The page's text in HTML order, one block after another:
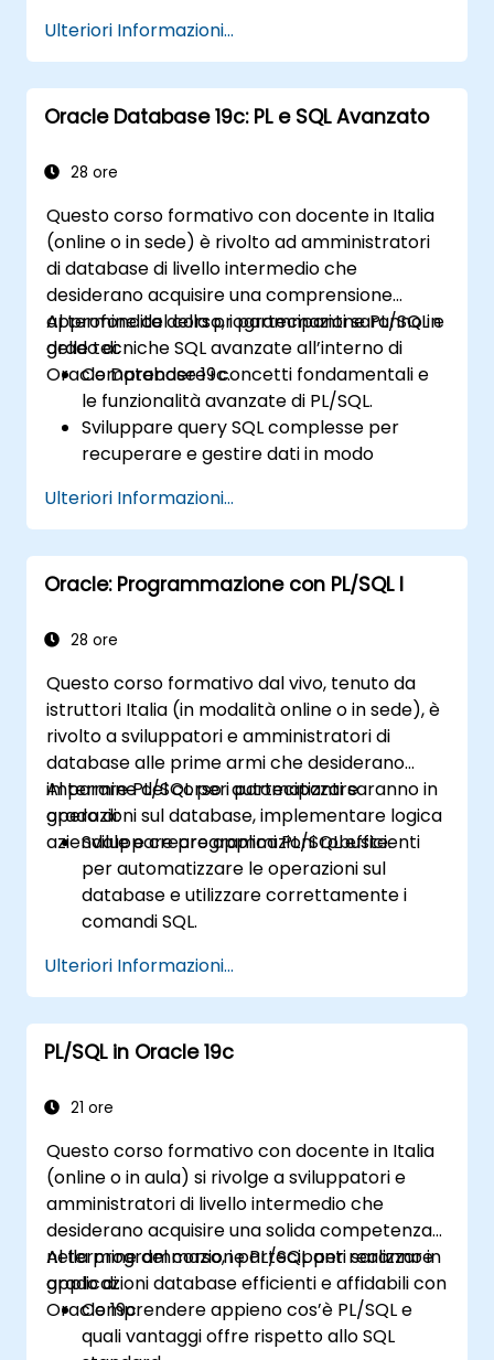
Ulteriori Informazioni...
Oracle Database 19c: PL e SQL Avanzato
28 ore
Questo corso formativo con docente in Italia
(online o in sede) è rivolto ad amministratori
di database di livello intermedio che
desiderano acquisire una comprensione
approfondita della programmazione PL/SQL e
delle tecniche SQL avanzate all’interno di
Oracle Database 19c.
Al termine del corso, i partecipanti saranno in
grado di:
Comprendere i concetti fondamentali e
le funzionalità avanzate di PL/SQL.
Sviluppare query SQL complesse per
recuperare e gestire dati in modo
Utilizzare strutture di programmazione
PL/SQL per la gestione dei dati e delle
operazioni sul database.
Ottimizzare le query SQL al fine di
Sfruttare funzionalità avanzate di PL/SQL
blocco e la gestione degli errori.
Imparare a debuggare e gestire
correttamente i programmi PL/SQL.
Ulteriori Informazioni...
Oracle: Programmazione con PL/SQL I
28 ore
Questo corso formativo dal vivo, tenuto da
istruttori Italia (in modalità online o in sede), è
rivolto a sviluppatori e amministratori di
database alle prime armi che desiderano
imparare PL/SQL per automatizzare
operazioni sul database, implementare logica
aziendale e creare applicazioni robuste.
Al termine del corso i partecipanti saranno in
grado di:
Sviluppare programmi PL/SQL efficienti
per automatizzare le operazioni sul
database e utilizzare correttamente i
comandi SQL.
come procedure, funzioni, package e
trigger, al fine di realizzare applicazioni
modulari e scalabili.
Utilizzare strutture dati avanzate, come
delle query tramite cursori.
proteggere il codice ricorrendo a
tecniche di crittografia, offuscamento e
compilazione condizionale.
Applicare PL/SQL in contesti reali,
sfruttando i package predefiniti per
operazioni quali la gestione dei file,
l’automatizzazione dell’invio di email e
altre funzionalità avanzate.
Ulteriori Informazioni...
PL/SQL in Oracle 19c
21 ore
Questo corso formativo con docente in Italia
(online o in aula) si rivolge a sviluppatori e
amministratori di livello intermedio che
desiderano acquisire una solida competenza
nella programmazione PL/SQL per realizzare
applicazioni database efficienti e affidabili con
Oracle 19c.
Al termine del corso, i partecipanti saranno in
grado di:
Comprendere appieno cos’è PL/SQL e
quali vantaggi offre rispetto allo SQL